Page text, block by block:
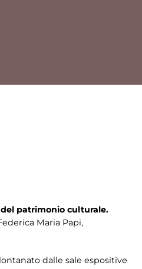
patrimonio culturale.
Maria Papi,
dalle sale espositive